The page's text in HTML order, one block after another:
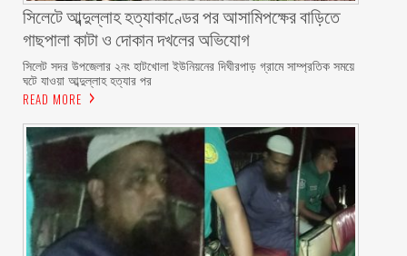
সিলেটে আব্দুল্লাহ হত্যাকাণ্ডের পর আসামিপক্ষের বাড়িতে
গাছপালা কাটা ও দোকান দখলের অভিযোগ
সিলেট সদর উপজেলার ২নং হাটখোলা ইউনিয়নের দিঘীরপাড় গ্রামে সাম্প্রতিক সময়ে
ঘটে যাওয়া আব্দুল্লাহ হত্যার পর
READ MORE